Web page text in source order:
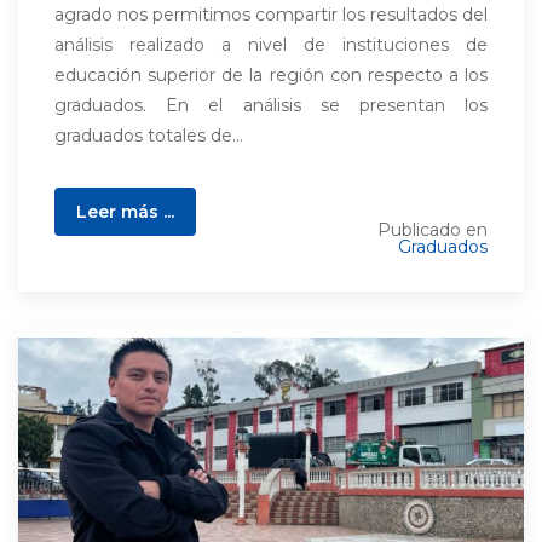
agrado nos permitimos compartir los resultados del
análisis realizado a nivel de instituciones de
educación superior de la región con respecto a los
graduados. En el análisis se presentan los
graduados totales de...
Leer más ...
Publicado en
Graduados